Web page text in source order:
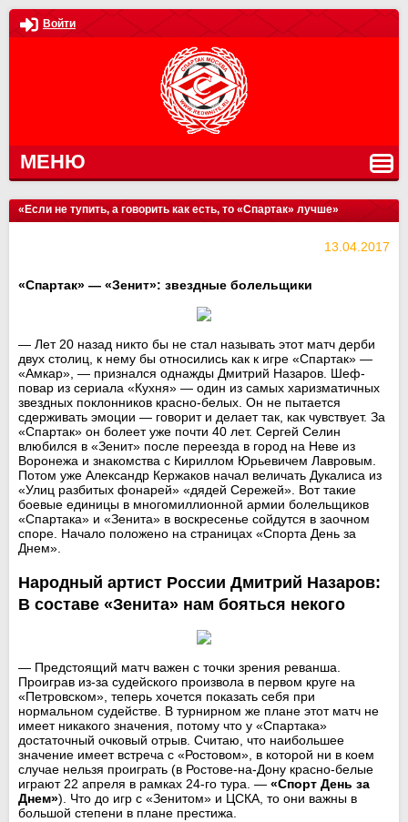
Войти
МЕНЮ
«Если не тупить, а говорить как есть, то «Спартак» лучше»
13.04.2017
«Спартак» — «Зенит»: звездные болельщики
— Лет 20 назад никто бы не стал называть этот матч дерби
двух столиц, к нему бы относились как к игре «Спартак» —
«Амкар», — признался однажды Дмитрий Назаров. Шеф-
повар из сериала «Кухня» — один из самых харизматичных
звездных поклонников красно-белых. Он не пытается
сдерживать эмоции — говорит и делает так, как чувствует. За
«Спартак» он болеет уже почти 40 лет. Сергей Селин
влюбился в «Зенит» после переезда в город на Неве из
Воронежа и знакомства с Кириллом Юрьевичем Лавровым.
Потом уже Александр Кержаков начал величать Дукалиса из
«Улиц разбитых фонарей» «дядей Сережей». Вот такие
боевые единицы в многомиллионной армии болельщиков
«Спартака» и «Зенита» в воскресенье сойдутся в заочном
споре. Начало положено на страницах «Спорта День за
Днем».
Народный артист России Дмитрий Назаров:
В составе «Зенита» нам бояться некого
— Предстоящий матч важен с точки зрения реванша.
Проиграв из-за судейского произвола в первом круге на
«Петровском», теперь хочется показать себя при
нормальном судействе. В турнирном же плане этот матч не
имеет никакого значения, потому что у «Спартака»
достаточный очковый отрыв. Считаю, что наибольшее
значение имеет встреча с «Ростовом», в которой ни в коем
случае нельзя проиграть (в Ростове-на-Дону красно-белые
играют 22 апреля в рамках 24-го тура. — «Спорт День за
Днем»). Что до игр с «Зенитом» и ЦСКА, то они важны в
большой степени в плане престижа.